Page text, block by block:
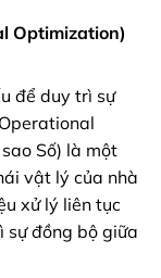
Optimization)
để duy trì sự
Số) là một
vật lý của nhà
xử lý liên tục
sự đồng bộ giữa